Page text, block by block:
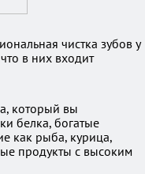
чистка зубов у
в них входит
который вы
белка, богатые
как рыба, курица,
продукты с высоким